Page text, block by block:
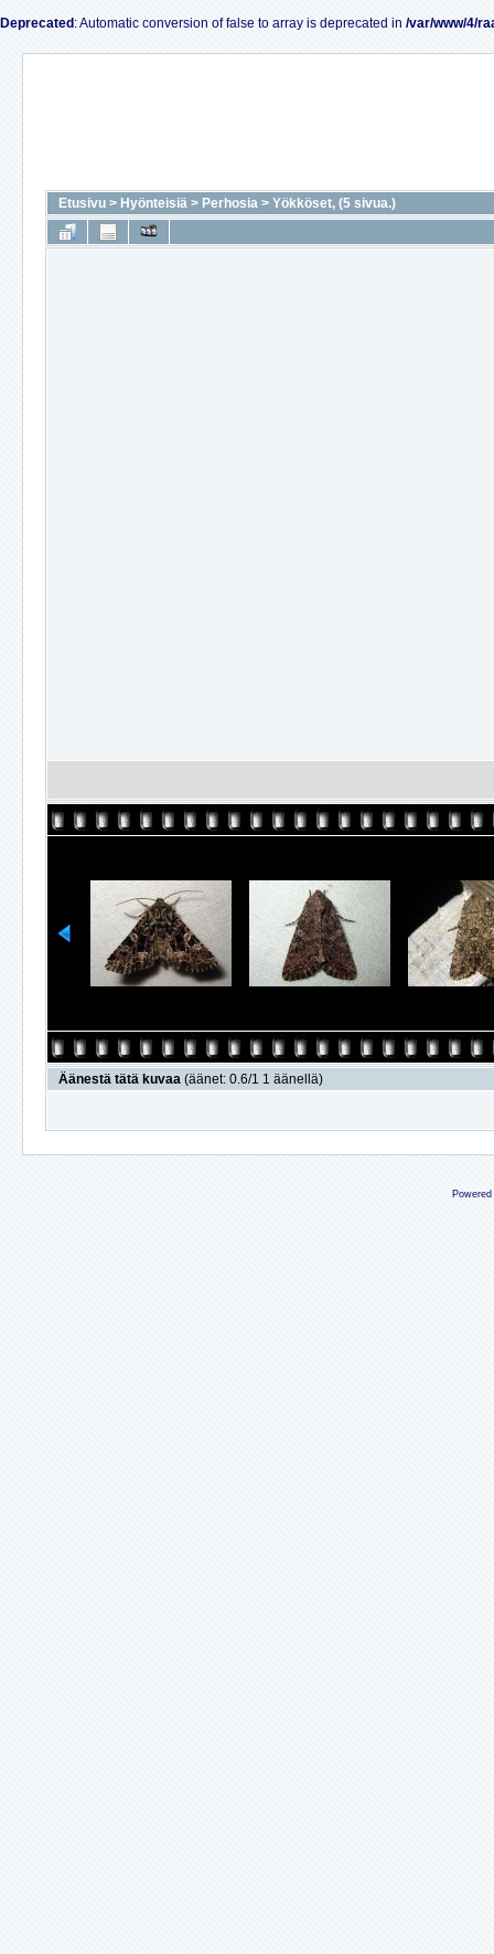
Deprecated : Automatic conversion of false to array is deprecated in /var/www/4/
Etusivu > Hyönteisiä > Perhosia > Yökköset, (5 sivua.)
Äänestä tätä kuvaa (äänet: 0.6/1 1 äänellä)